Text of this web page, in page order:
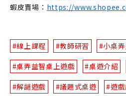
蝦皮賣場： https://
#線上課程 #教師研習 #小桌
#桌弄益智桌上遊戲 #桌遊介紹
#解謎遊戲 #議題式桌遊 #遊